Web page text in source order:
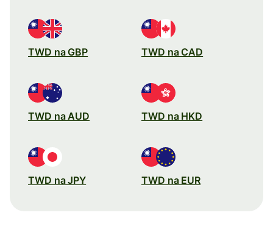
TWD na GBP TWD na CAD
TWD na AUD TWD na HKD
TWD na JPY TWD na EUR